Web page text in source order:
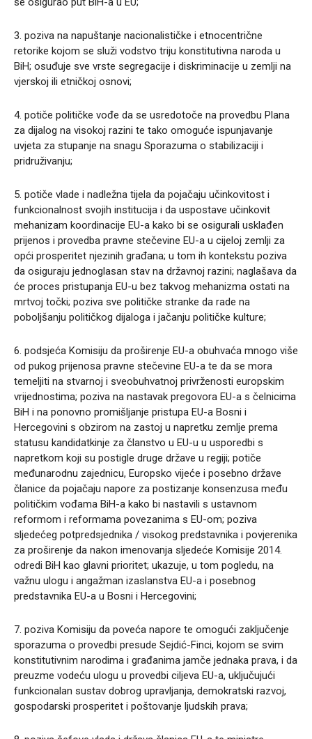
3. poziva na napuštanje nacionalističke i etnocentrične
retorike kojom se služi vodstvo triju konstitutivna naroda u
BiH; osuđuje sve vrste segregacije i diskriminacije u zemlji na
vjerskoj ili etničkoj osnovi;
4. potiče političke vođe da se usredotoče na provedbu Plana
za dijalog na visokoj razini te tako omoguće ispunjavanje
uvjeta za stupanje na snagu Sporazuma o stabilizaciji i
pridruživanju;
5. potiče vlade i nadležna tijela da pojačaju učinkovitost i
funkcionalnost svojih institucija i da uspostave učinkovit
mehanizam koordinacije EU-a kako bi se osigurali usklađen
prijenos i provedba pravne stečevine EU-a u cijeloj zemlji za
opći prosperitet njezinih građana; u tom ih kontekstu poziva
da osiguraju jednoglasan stav na državnoj razini; naglašava da
će proces pristupanja EU-u bez takvog mehanizma ostati na
mrtvoj točki; poziva sve političke stranke da rade na
poboljšanju političkog dijaloga i jačanju političke kulture;
6. podsjeća Komisiju da proširenje EU-a obuhvaća mnogo više
od pukog prijenosa pravne stečevine EU-a te da se mora
temeljiti na stvarnoj i sveobuhvatnoj privrženosti europskim
vrijednostima; poziva na nastavak pregovora EU-a s čelnicima
BiH i na ponovno promišljanje pristupa EU-a Bosni i
Hercegovini s obzirom na zastoj u napretku zemlje prema
statusu kandidatkinje za članstvo u EU-u u usporedbi s
napretkom koji su postigle druge države u regiji; potiče
međunarodnu zajednicu, Europsko vijeće i posebno države
članice da pojačaju napore za postizanje konsenzusa među
političkim vođama BiH-a kako bi nastavili s ustavnom
reformom i reformama povezanima s EU-om; poziva
sljedećeg potpredsjednika / visokog predstavnika i povjerenika
za proširenje da nakon imenovanja sljedeće Komisije 2014.
odredi BiH kao glavni prioritet; ukazuje, u tom pogledu, na
važnu ulogu i angažman izaslanstva EU-a i posebnog
predstavnika EU-a u Bosni i Hercegovini;
7. poziva Komisiju da poveća napore te omogući zaključenje
sporazuma o provedbi presude Sejdić-Finci, kojom se svim
konstitutivnim narodima i građanima jamče jednaka prava, i da
preuzme vodeću ulogu u provedbi ciljeva EU-a, uključujući
funkcionalan sustav dobrog upravljanja, demokratski razvoj,
gospodarski prosperitet i poštovanje ljudskih prava;